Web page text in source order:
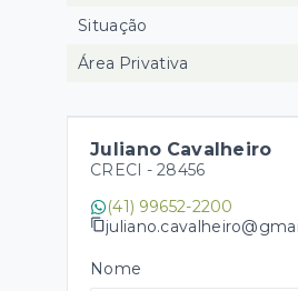
Situação
Área Privativa
Juliano Cavalheiro
CRECI - 28456
(41) 99652-2200
Nome